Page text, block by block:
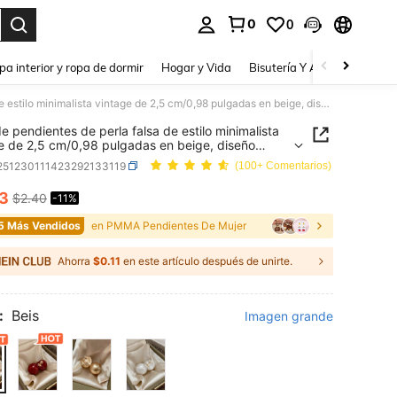
0 0
interior y ropa de dormir Hogar y Vida Bisutería Y Accesorios
1 par de pendientes de perla falsa de estilo minimalista vintage de 2,5 cm/0,98 pulgadas en beige, diseño elegante de otoño/invierno, pendientes versátiles de alta gama adecuados para mujeres, fiestas, uso diario y festivales
pendientes de perla falsa de estilo minimalista
de 2,5 cm/0,98 pulgadas en beige, diseño
de otoño/invierno, pendientes versátiles de alta
para mujeres, fiestas, uso diario y
(100+ Comentarios)
AND AVAILABILITY
$2.40 -11%
Más Vendidos en PMMA Pendientes De Mujer
Ahorra $0.11 en este artículo después de unirte.
Beis Imagen grande